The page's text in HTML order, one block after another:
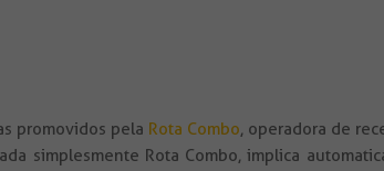
promovidos pela Rota Combo, operadora de
simplesmente Rota Combo, implica